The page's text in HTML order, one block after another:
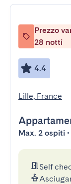
Prezzo
28 notti
4.4
Lille, France
Max. 2 ospiti
Self